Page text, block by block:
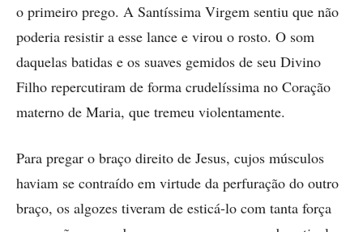
o primeiro prego. A Santíssima Virgem sentiu que não
poderia resistir a esse lance e virou o rosto. O som
daquelas batidas e os suaves gemidos de seu Divino
Filho repercutiram de forma crudelíssima no Coração
materno de Maria, que tremeu violentamente.
Para pregar o braço direito de ­Jesus, cujos músculos
haviam se contraído em virtude da perfuração do outro
braço, os algozes tiveram de esticá-lo com tanta força